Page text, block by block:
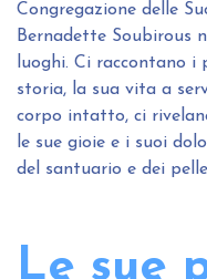
Congregazione delle
Bernadette Soubirous
luoghi. Ci raccontano i
storia, la sua vita a
corpo intatto, ci
le sue gioie e i suoi
del santuario e dei
Le sue